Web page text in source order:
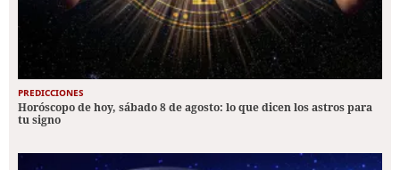
PREDICCIONES
Horóscopo de hoy, sábado 8 de agosto: lo que dicen los astros para
tu signo